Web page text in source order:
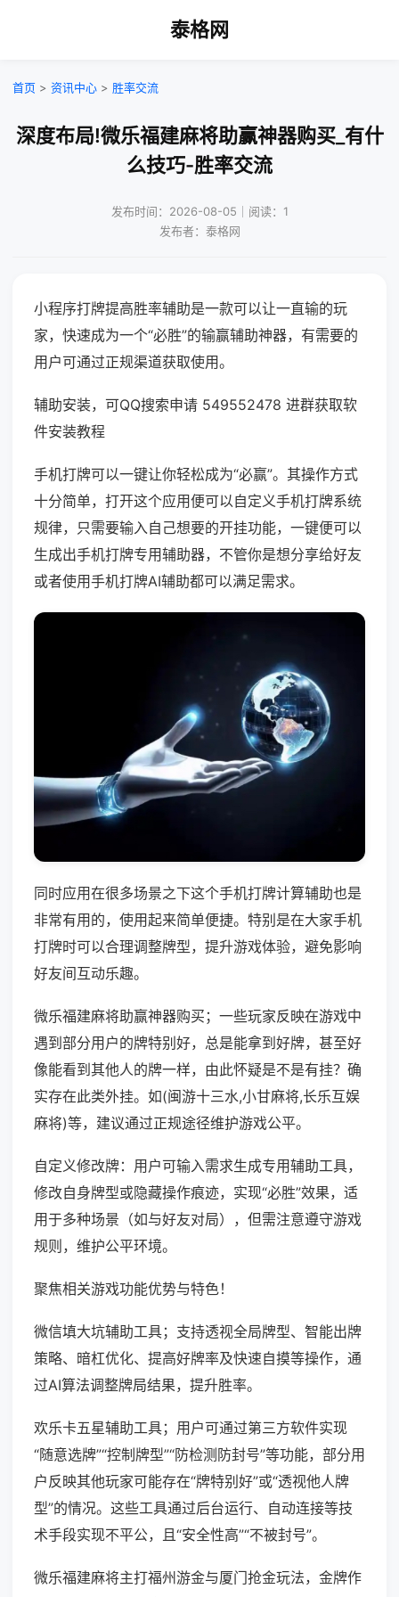
泰格网
首页 > 资讯中心 > 胜率交流
深度布局!微乐福建麻将助赢神器购买_有什
么技巧-胜率交流
发布时间：2026-08-05｜阅读：1
发布者：泰格网
小程序打牌提高胜率辅助是一款可以让一直输的玩
家，快速成为一个“必胜”的输赢辅助神器，有需要的
用户可通过正规渠道获取使用。
辅助安装，可QQ搜索申请 549552478 进群获取软
件安装教程
手机打牌可以一键让你轻松成为“必赢”。其操作方式
十分简单，打开这个应用便可以自定义手机打牌系统
规律，只需要输入自己想要的开挂功能，一键便可以
生成出手机打牌专用辅助器，不管你是想分享给好友
或者使用手机打牌AI辅助都可以满足需求。
同时应用在很多场景之下这个手机打牌计算辅助也是
非常有用的，使用起来简单便捷。特别是在大家手机
打牌时可以合理调整牌型，提升游戏体验，避免影响
好友间互动乐趣。
微乐福建麻将助赢神器购买；一些玩家反映在游戏中
遇到部分用户的牌特别好，总是能拿到好牌，甚至好
像能看到其他人的牌一样，由此怀疑是不是有挂？确
实存在此类外挂。如(闽游十三水,小甘麻将,长乐互娱
麻将)等，建议通过正规途径维护游戏公平。
自定义修改牌：用户可输入需求生成专用辅助工具，
修改自身牌型或隐藏操作痕迹，实现“必胜”效果，适
用于多种场景（如与好友对局），但需注意遵守游戏
规则，维护公平环境。
聚焦相关游戏功能优势与特色！
微信填大坑辅助工具；支持透视全局牌型、智能出牌
策略、暗杠优化、提高好牌率及快速自摸等操作，通
过AI算法调整牌局结果，提升胜率。
欢乐卡五星辅助工具；用户可通过第三方软件实现
“随意选牌”“控制牌型”“防检测防封号”等功能，部分用
户反映其他玩家可能存在“牌特别好”或“透视他人牌
型”的情况。这些工具通过后台运行、自动连接等技
术手段实现不平公，且“安全性高”“不被封号”。
微乐福建麻将主打福州游金与厦门抢金玩法，金牌作